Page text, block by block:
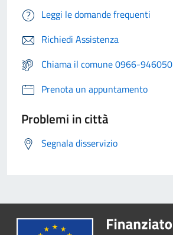
Leggi le domande frequenti
Richiedi Assistenza
Chiama il comune 0966-946050
Prenota un appuntamento
Problemi in città
Segnala disservizio